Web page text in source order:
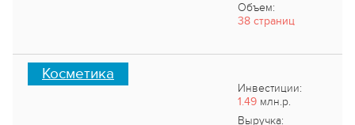
Объем:
38 страниц
Косметика
Инвестиции:
1.49млн.р.
Выручка: